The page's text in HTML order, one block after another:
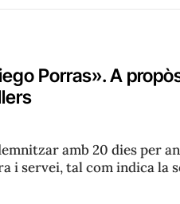
Porras». A
amb 20 dies per
i servei, tal com indica la